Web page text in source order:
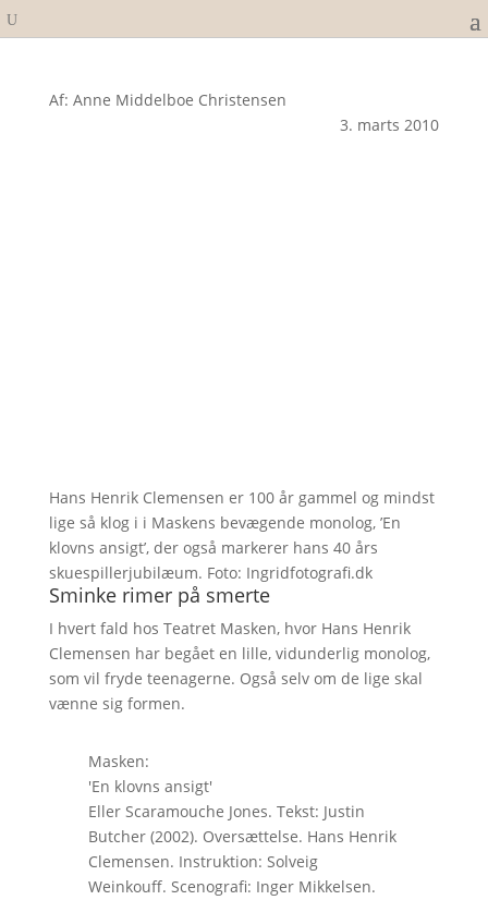
Af: Anne Middelboe Christensen
3. marts 2010
Hans Henrik Clemensen er 100 år gammel og mindst
lige så klog i i Maskens bevægende monolog, ’En
klovns ansigt’, der også markerer hans 40 års
skuespillerjubilæum. Foto: Ingridfotografi.dk
Sminke rimer på smerte
I hvert fald hos Teatret Masken, hvor Hans Henrik
Clemensen har begået en lille, vidunderlig monolog,
som vil fryde teenagerne. Også selv om de lige skal
vænne sig formen.
Masken:
'En klovns ansigt'
Eller Scaramouche Jones. Tekst: Justin
Butcher (2002). Oversættelse. Hans Henrik
Clemensen. Instruktion: Solveig
Weinkouff. Scenografi: Inger Mikkelsen.